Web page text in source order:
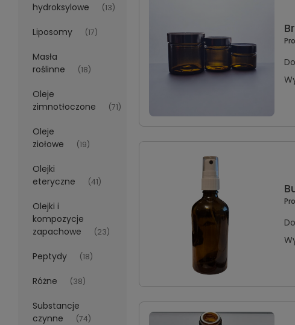
hydroksylowe
(13)
Liposomy (17)
Masła
roślinne
(18)
Oleje
zimnotłoczone
(71)
Oleje
ziołowe
(19)
Olejki
eteryczne
(41)
Olejki i
kompozycje
zapachowe
(23)
Peptydy (18)
Różne (38)
Substancje
czynne
(74)